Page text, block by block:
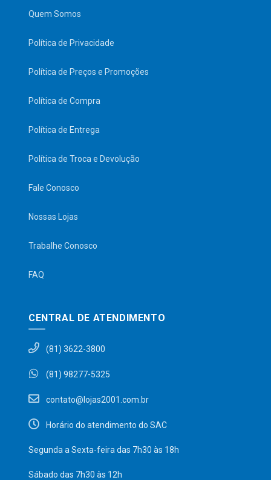
Quem Somos
Política de Privacidade
Política de Preços e Promoções
Política de Compra
Política de Entrega
Política de Troca e Devolução
Fale Conosco
Nossas Lojas
Trabalhe Conosco
FAQ
CENTRAL DE ATENDIMENTO
(81) 3622-3800
(81) 98277-5325
contato@lojas2001.com.br
Horário do atendimento do SAC
Segunda a Sexta-feira das 7h30 às 18h
Sábado das 7h30 às 12h